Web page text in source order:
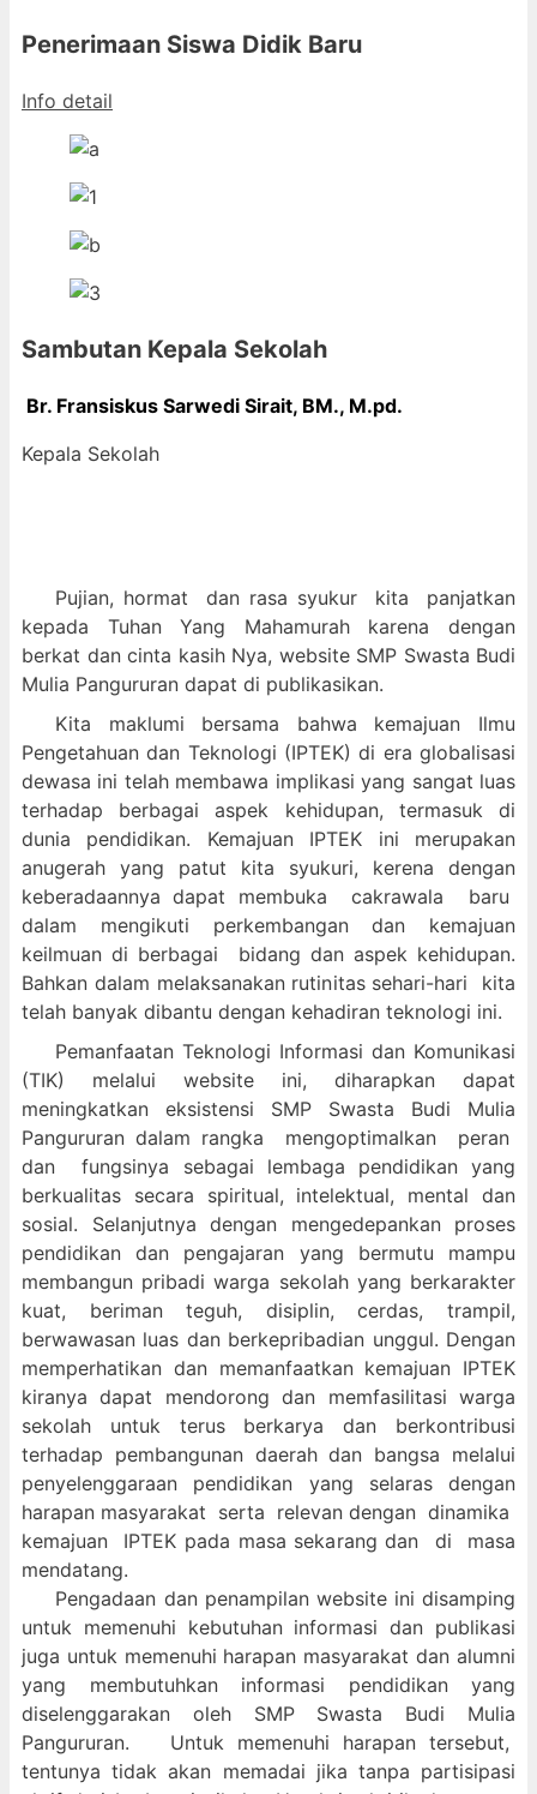
Penerimaan Siswa Didik Baru
Info detail
Sambutan Kepala Sekolah
Br. Fransiskus Sarwedi Sirait, BM., M.pd.
Kepala Sekolah
Pujian, hormat dan rasa syukur kita panjatkan
kepada Tuhan Yang Mahamurah karena dengan
berkat dan cinta kasih Nya, website SMP Swasta Budi
Mulia Pangururan dapat di publikasikan.
Kita maklumi bersama bahwa kemajuan Ilmu
Pengetahuan dan Teknologi (IPTEK) di era globalisasi
dewasa ini telah membawa implikasi yang sangat luas
terhadap berbagai aspek kehidupan, termasuk di
dunia pendidikan. Kemajuan IPTEK ini merupakan
anugerah yang patut kita syukuri, kerena dengan
keberadaannya dapat membuka cakrawala baru
dalam mengikuti perkembangan dan kemajuan
keilmuan di berbagai bidang dan aspek kehidupan.
Bahkan dalam melaksanakan rutinitas sehari-hari kita
telah banyak dibantu dengan kehadiran teknologi ini.
Pemanfaatan Teknologi Informasi dan Komunikasi
(TIK) melalui website ini, diharapkan dapat
meningkatkan eksistensi SMP Swasta Budi Mulia
Pangururan dalam rangka mengoptimalkan peran
dan fungsinya sebagai lembaga pendidikan yang
berkualitas secara spiritual, intelektual, mental dan
sosial. Selanjutnya dengan mengedepankan proses
pendidikan dan pengajaran yang bermutu mampu
membangun pribadi warga sekolah yang berkarakter
kuat, beriman teguh, disiplin, cerdas, trampil,
berwawasan luas dan berkepribadian unggul. Dengan
memperhatikan dan memanfaatkan kemajuan IPTEK
kiranya dapat mendorong dan memfasilitasi warga
sekolah untuk terus berkarya dan berkontribusi
terhadap pembangunan daerah dan bangsa melalui
penyelenggaraan pendidikan yang selaras dengan
harapan masyarakat serta relevan dengan dinamika
kemajuan IPTEK pada masa sekarang dan di masa
mendatang.
Pengadaan dan penampilan website ini disamping
untuk memenuhi kebutuhan informasi dan publikasi
juga untuk memenuhi harapan masyarakat dan alumni
yang membutuhkan informasi pendidikan yang
diselenggarakan oleh SMP Swasta Budi Mulia
Pangururan. Untuk memenuhi harapan tersebut,
tentunya tidak akan memadai jika tanpa partisipasi